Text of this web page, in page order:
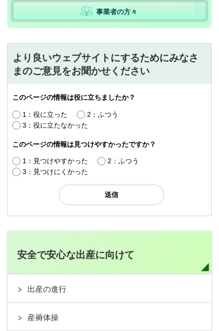
事業者の方々
より良いウェブサイトにするためにみなさ
まのご意見をお聞かせください
このページの情報は役に立ちましたか？
1：役に立った
2：ふつう
3：役に立たなかった
このページの情報は見つけやすかったですか？
1：見つけやすかった
2：ふつう
3：見つけにくかった
安全で安心な出産に向けて
出産の進行
産褥体操